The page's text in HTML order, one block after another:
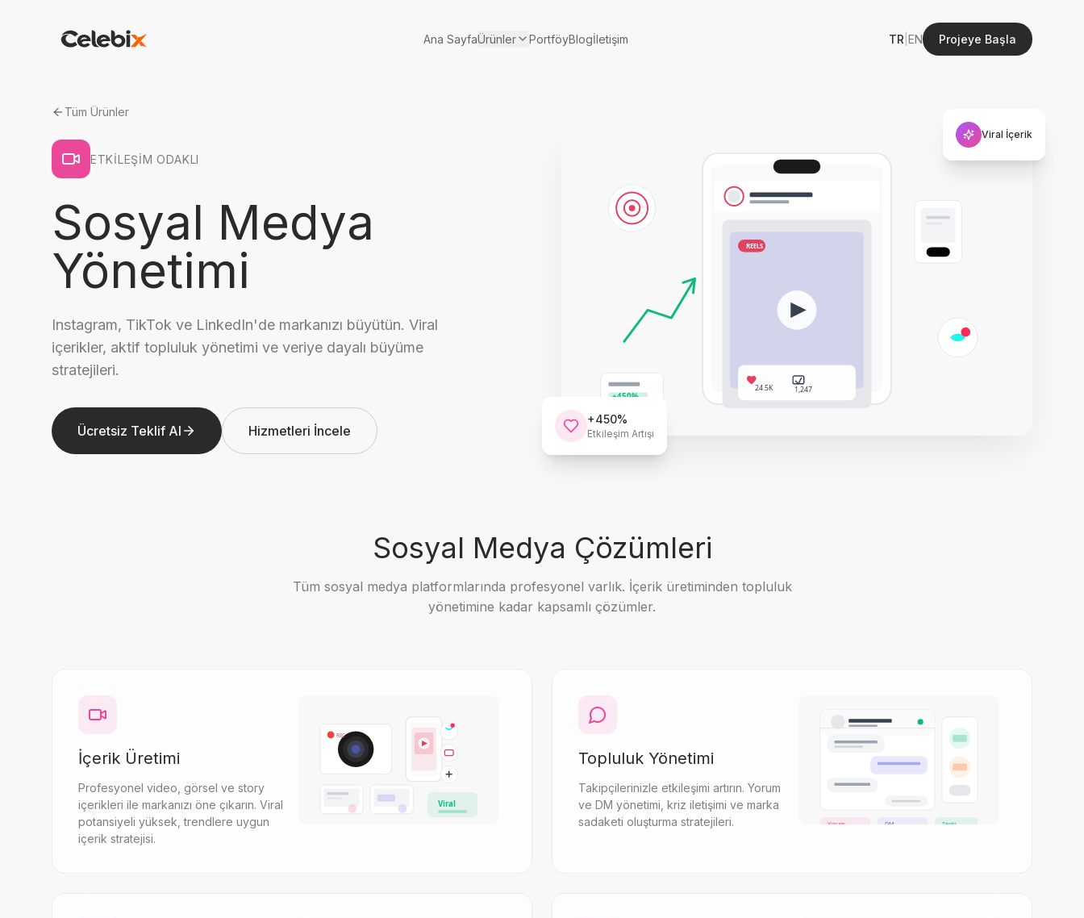
Ana SayfaÜrünler PortföyBlogİletişim TR EN Projeye Başla
Tüm Ürünler
ETKILEŞIM ODAKLI
Sosyal Medya
Yönetimi
Instagram, TikTok ve LinkedIn'de markanızı büyütün. Viral
içerikler, aktif topluluk yönetimi ve veriye dayalı büyüme
stratejileri.
Ücretsiz Teklif Al Hizmetleri İncele
REELS
24.5K 1,247
+450%
+450%
Etkileşim Artışı
Viral İçerik
Sosyal Medya Çözümleri
Tüm sosyal medya platformlarında profesyonel varlık. İçerik üretiminden topluluk
yönetimine kadar kapsamlı çözümler.
İçerik Üretimi
Profesyonel video, görsel ve story
içerikleri ile markanızı öne çıkarın. Viral
potansiyeli yüksek, trendlere uygun
içerik stratejisi.
REC
Viral
Topluluk Yönetimi
Takipçilerinizle etkileşimi artırın. Yorum
ve DM yönetimi, kriz iletişimi ve marka
sadaketi oluşturma stratejileri.
Yorum DM Tepki